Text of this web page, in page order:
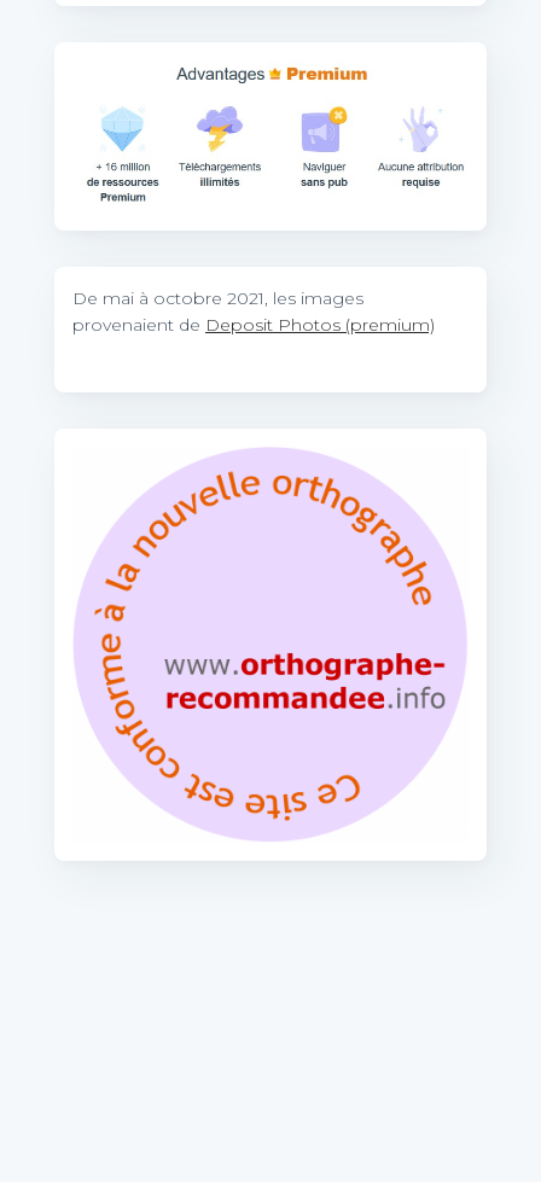
De mai à octobre 2021, les images
provenaient de Deposit Photos (premium)